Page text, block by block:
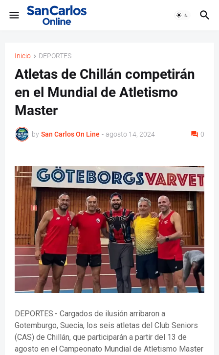
Inicio DEPORTES
Atletas de Chillán competirán
en el Mundial de Atletismo
Master
by San Carlos On Line - agosto 14, 2024 0
DEPORTES.- Cargados de ilusión arribaron a
Gotemburgo, Suecia, los seis atletas del Club Seniors
(CAS) de Chillán, que participarán a partir del 13 de
agosto en el Campeonato Mundial de Atletismo Master